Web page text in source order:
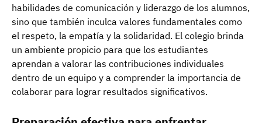
habilidades de comunicación y liderazgo de los alumnos,
sino que también inculca valores fundamentales como
el respeto, la empatía y la solidaridad. El colegio brinda
un ambiente propicio para que los estudiantes
aprendan a valorar las contribuciones individuales
dentro de un equipo y a comprender la importancia de
colaborar para lograr resultados significativos.